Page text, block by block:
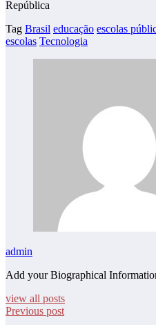
República
Tag Brasil educação escolas
escolas Tecnologia
admin
Add your Biographical
view all posts
Previous post